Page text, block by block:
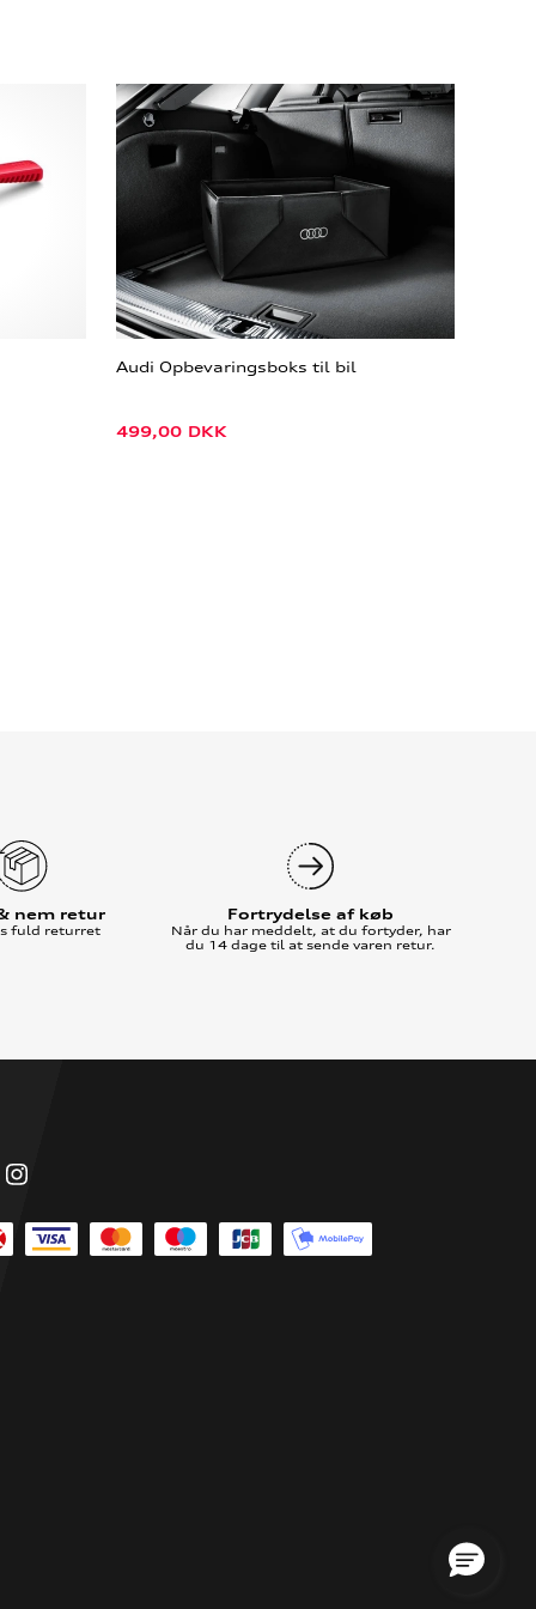
Audi Opbevaringsboks til bil
499,00 DKK
nem retur
fuld returret
Fortrydelse af køb
Når du har meddelt, at du fortyder, har
du 14 dage til at sende varen retur.